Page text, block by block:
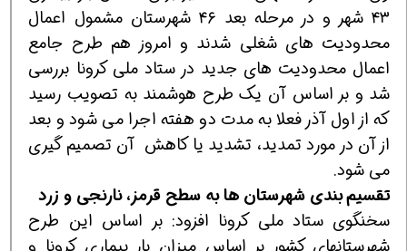
۴۳ شهر و در مرحله بعد ۴۶ شهرستان مشمول اعمال
محدودیت های شغلی شدند و امروز هم طرح جامع
اعمال محدودیت های جدید در ستاد ملی کرونا بررسی
شد و بر اساس آن یک طرح هوشمند به تصویب رسید
که از اول آذر فعلا به مدت دو هفته اجرا می شود و بعد
از آن در مورد تمدید، تشدید یا کاهش آن تصمیم گیری
می شود.
تقسیم بندی شهرستان ها به سطح قرمز، نارنجی و زرد
سخنگوی ستاد ملی کرونا افزود: بر اساس این طرح